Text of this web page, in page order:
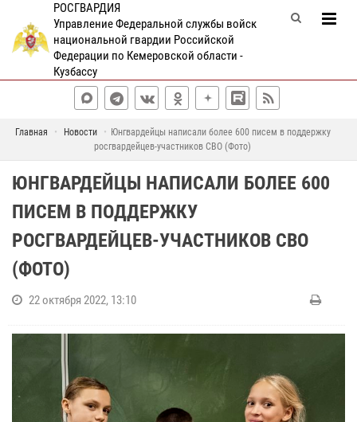
РОСГВАРДИЯ
Управление Федеральной службы войск
национальной гвардии Российской
Федерации по Кемеровской области -
Кузбассу
Главная Новости
Юнгвардейцы написали более 600 писем в поддержку
росгвардейцев-участников СВО (Фото)
ЮНГВАРДЕЙЦЫ НАПИСАЛИ БОЛЕЕ 600
ПИСЕМ В ПОДДЕРЖКУ
РОСГВАРДЕЙЦЕВ-УЧАСТНИКОВ СВО
(ФОТО)
22 октября 2022, 13:10